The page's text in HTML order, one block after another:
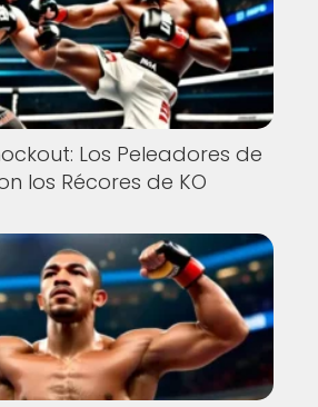
Los Peleadores de
los Récores de KO